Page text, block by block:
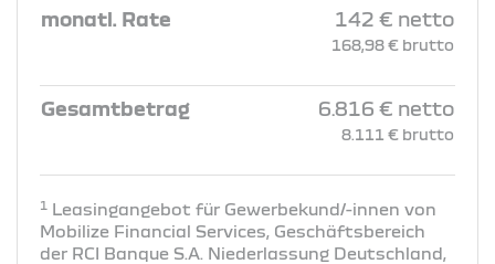
monatl. Rate 142 € netto
168,98 € brutto
Gesamtbetrag 6.816 € netto
8.111 € brutto
1 Leasingangebot für Gewerbekund/-innen von
Mobilize Financial Services, Geschäftsbereich
der RCI Banque S.A. Niederlassung Deutschland,